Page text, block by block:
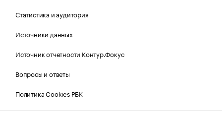
Статистика и аудитория
Источники данных
Источник отчетности Контур.Фокус
Вопросы и ответы
Политика Cookies РБК